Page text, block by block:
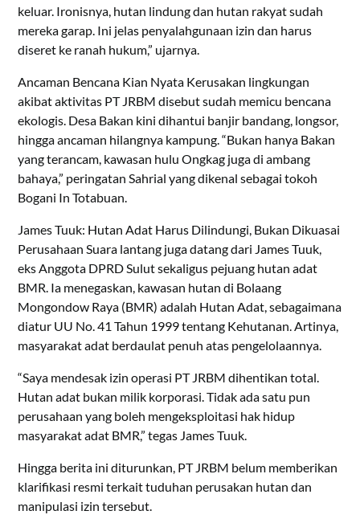
keluar. Ironisnya, hutan lindung dan hutan rakyat sudah
mereka garap. Ini jelas penyalahgunaan izin dan harus
diseret ke ranah hukum,” ujarnya.
Ancaman Bencana Kian Nyata Kerusakan lingkungan
akibat aktivitas PT JRBM disebut sudah memicu bencana
ekologis. Desa Bakan kini dihantui banjir bandang, longsor,
hingga ancaman hilangnya kampung. “Bukan hanya Bakan
yang terancam, kawasan hulu Ongkag juga di ambang
bahaya,” peringatan Sahrial yang dikenal sebagai tokoh
Bogani In Totabuan.
James Tuuk: Hutan Adat Harus Dilindungi, Bukan Dikuasai
Perusahaan Suara lantang juga datang dari James Tuuk,
eks Anggota DPRD Sulut sekaligus pejuang hutan adat
BMR. Ia menegaskan, kawasan hutan di Bolaang
Mongondow Raya (BMR) adalah Hutan Adat, sebagaimana
diatur UU No. 41 Tahun 1999 tentang Kehutanan. Artinya,
masyarakat adat berdaulat penuh atas pengelolaannya.
“Saya mendesak izin operasi PT JRBM dihentikan total.
Hutan adat bukan milik korporasi. Tidak ada satu pun
perusahaan yang boleh mengeksploitasi hak hidup
masyarakat adat BMR,” tegas James Tuuk.
Hingga berita ini diturunkan, PT JRBM belum memberikan
klarifikasi resmi terkait tuduhan perusakan hutan dan
manipulasi izin tersebut.